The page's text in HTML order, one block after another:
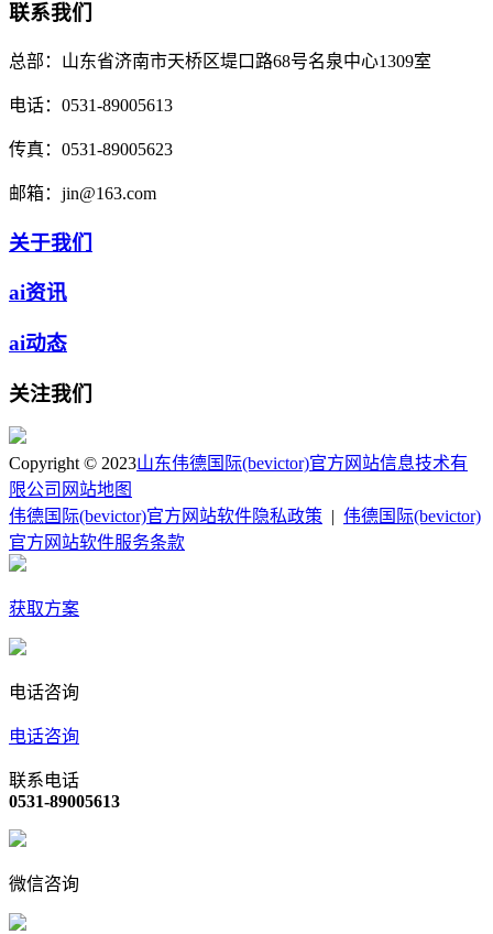
联系我们
总部： 山东省济南市天桥区堤口路68号名泉中心1309室
电话： 0531-89005613
传真： 0531-89005623
邮箱： jin@163.com
关于我们
ai资讯
ai动态
关注我们
Copyright © 2023山东伟德国际(bevictor)官方网站信息技术有
限公司 网站地图
伟德国际(bevictor)官方网站软件隐私政策
伟德国际(bevictor)
官方网站软件服务条款
获取方案
电话咨询
电话咨询
联系电话
0531-89005613
微信咨询